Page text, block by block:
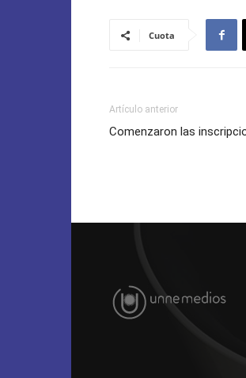
Cuota
Artículo anterior
Comenzaron las